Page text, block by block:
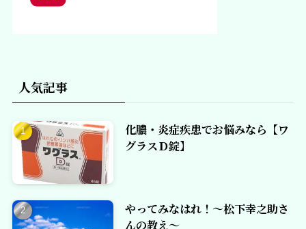
人気記事
化膿・炎症疾患でお悩みなら【ワ
グラスＤ錠】
やってみなはれ！～松下幸之助さ
んの教え～